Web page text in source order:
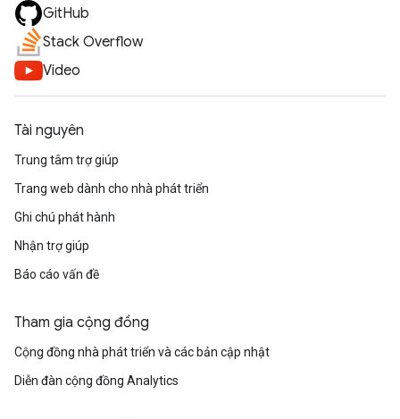
GitHub
Stack Overflow
Video
Tài nguyên
Trung tâm trợ giúp
Trang web dành cho nhà phát triển
Ghi chú phát hành
Nhận trợ giúp
Báo cáo vấn đề
Tham gia cộng đồng
Cộng đồng nhà phát triển và các bản cập nhật
Diễn đàn cộng đồng Analytics